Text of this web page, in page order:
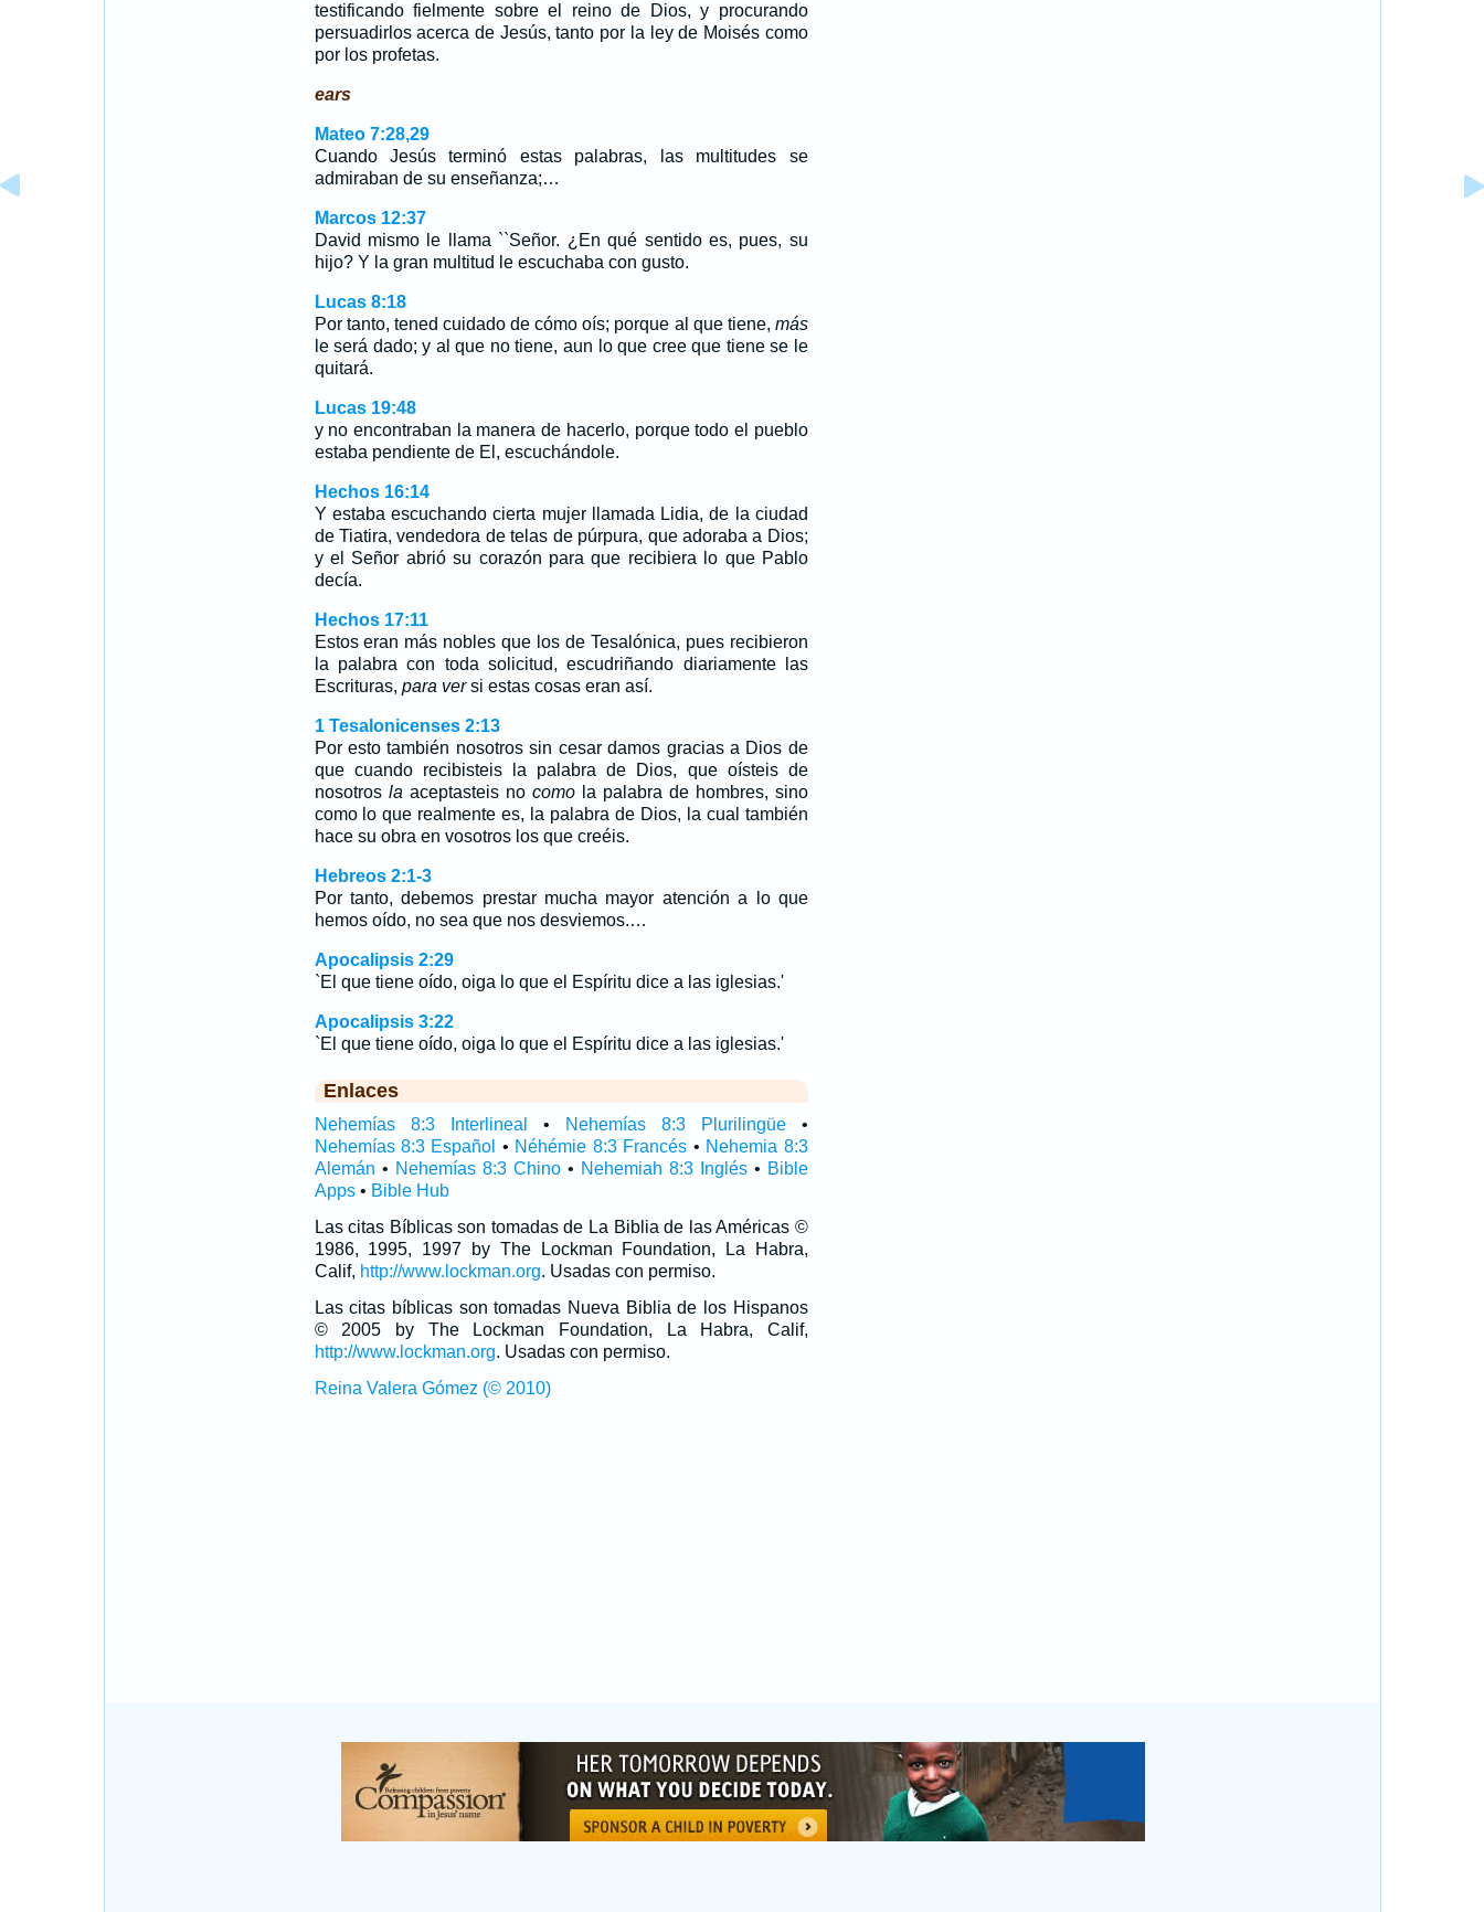
testificando fielmente sobre el reino de Dios, y procurando
persuadirlos acerca de Jesús, tanto por la ley de Moisés como
por los profetas.
ears
Mateo 7:28,29
Cuando Jesús terminó estas palabras, las multitudes se
admiraban de su enseñanza;…
Marcos 12:37
David mismo le llama ``Señor. ¿En qué sentido es, pues, su
hijo? Y la gran multitud le escuchaba con gusto.
Lucas 8:18
Por tanto, tened cuidado de cómo oís; porque al que tiene, más
le será dado; y al que no tiene, aun lo que cree que tiene se le
quitará.
Lucas 19:48
y no encontraban la manera de hacerlo, porque todo el pueblo
estaba pendiente de El, escuchándole.
Hechos 16:14
Y estaba escuchando cierta mujer llamada Lidia, de la ciudad
de Tiatira, vendedora de telas de púrpura, que adoraba a Dios;
y el Señor abrió su corazón para que recibiera lo que Pablo
decía.
Hechos 17:11
Estos eran más nobles que los de Tesalónica, pues recibieron
la palabra con toda solicitud, escudriñando diariamente las
Escrituras, para versi estas cosas eran así.
1 Tesalonicenses 2:13
Por esto también nosotros sin cesar damos gracias a Dios de
que cuando recibisteis la palabra de Dios, que oísteis de
nosotros la aceptasteis no comola palabra de hombres, sino
como lo que realmente es, la palabra de Dios, la cual también
hace su obra en vosotros los que creéis.
Hebreos 2:1-3
Por tanto, debemos prestar mucha mayor atención a lo que
hemos oído, no sea que nos desviemos.…
Apocalipsis 2:29
`El que tiene oído, oiga lo que el Espíritu dice a las iglesias.'
Apocalipsis 3:22
`El que tiene oído, oiga lo que el Espíritu dice a las iglesias.'
Enlaces
Nehemías 8:3 Interlineal • Nehemías 8:3 Plurilingüe•
Nehemías 8:3 Español • Néhémie 8:3 Francés • Nehemia 8:3
Alemán • Nehemías 8:3 Chino• Nehemiah 8:3 Inglés• Bible
Apps• Bible Hub
Las citas Bíblicas son tomadas de La Biblia de las Américas ©
1986, 1995, 1997 by The Lockman Foundation, La Habra,
Calif, http://www.lockman.org. Usadas con permiso.
Las citas bíblicas son tomadas Nueva Biblia de los Hispanos
© 2005 by The Lockman Foundation, La Habra, Calif,
http://www.lockman.org. Usadas con permiso.
Reina Valera Gómez (© 2010)